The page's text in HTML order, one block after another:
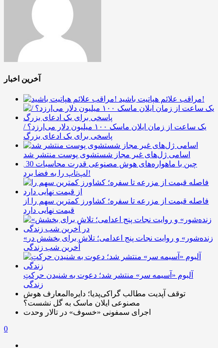
آخرین اخبار
مراقب علائم هپاتیت باشید!
یک ساعت از زمان ایلان ماسک ۱۰۰ میلیون دلار می‌ارزد؟ /
پاسخی برای یک ادعای بزرگ
اسامی ژل‌های غیر مجاز شستشوی پوست منتشر شد
چین با ماهواره‌های هوش مصنوعی قدرت محاسبات 30
لپ‌تاپ را به فضا برد!
فاصله قیمت از مزرعه تا سفره؛ کشاورز کمترین سهم را از
قیمت نهایی دارد
«زنده‌شور» و روایت نجات پنج اعدامی؛ تلاش برای بخشش در
آخرین شب زندگی
آلبوم «آسیمه سر» منتشر شد؛ دعوت به شنیدن حرکتِ
زندگی
توقف آپدیت مطالب گراکی‌پدیا؛ دایره‌المعارف هوش
مصنوعی ایلان ماسک به گل نشست؟
اجرای سمفونی «خسوف» در تالار وحدت
0